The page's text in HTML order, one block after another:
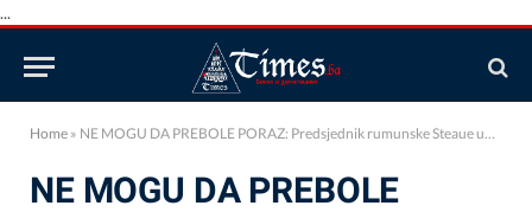
...
Home » NE MOGU DA PREBOLE PORAZ: Predsjednik rumunske Steaue uputio kritike: Ovo što su Bosanci igrali nije nogomet, to nisam vidio u životu
NE MOGU DA PREBOLE